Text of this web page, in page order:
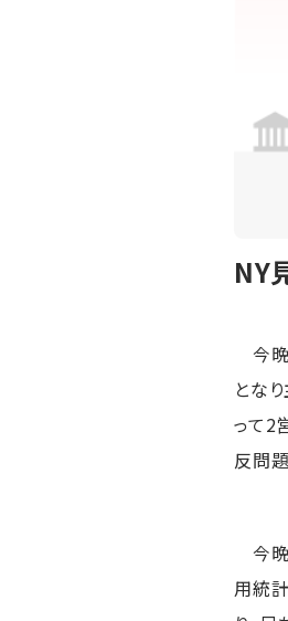
NY
今晩
とな
って2
反問
今
用統